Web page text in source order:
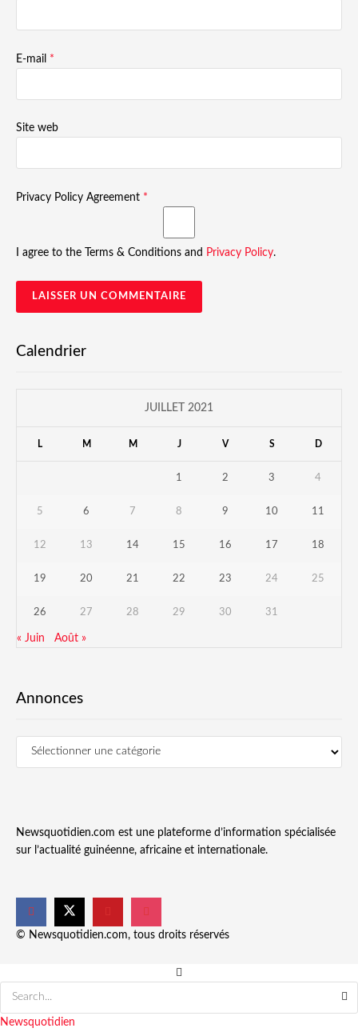
E-mail *
Site web
Privacy Policy Agreement *
I agree to the Terms & Conditions and Privacy Policy.
Calendrier
JUILLET 2021
L M M J V S D
1 2 3 4
5 6 7 8 9 10 11
12 13 14 15 16 17 18
19 20 21 22 23 24 25
26 27 28 29 30 31
« Juin Août »
Annonces
Newsquotidien.com est une plateforme d’information spécialisée
sur l’actualité guinéenne, africaine et internationale.
© Newsquotidien.com, tous droits réservés
Newsquotidien